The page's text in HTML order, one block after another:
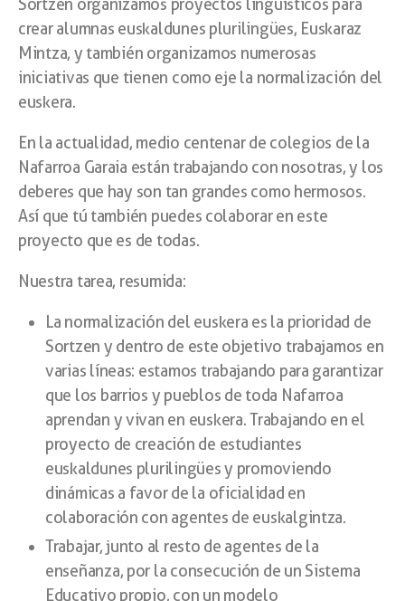
Sortzen organizamos proyectos lingüísticos para
crear alumnas euskaldunes plurilingües, Euskaraz
Mintza, y también organizamos numerosas
iniciativas que tienen como eje la normalización del
euskera.
En la actualidad, medio centenar de colegios de la
Nafarroa Garaia están trabajando con nosotras, y los
deberes que hay son tan grandes como hermosos.
Así que tú también puedes colaborar en este
proyecto que es de todas.
Nuestra tarea, resumida:
La normalización del euskera es la prioridad de
Sortzen y dentro de este objetivo trabajamos en
varias líneas: estamos trabajando para garantizar
que los barrios y pueblos de toda Nafarroa
aprendan y vivan en euskera. Trabajando en el
proyecto de creación de estudiantes
euskaldunes plurilingües y promoviendo
dinámicas a favor de la oficialidad en
colaboración con agentes de euskalgintza.
Trabajar, junto al resto de agentes de la
enseñanza, por la consecución de un Sistema
Educativo propio, con un modelo